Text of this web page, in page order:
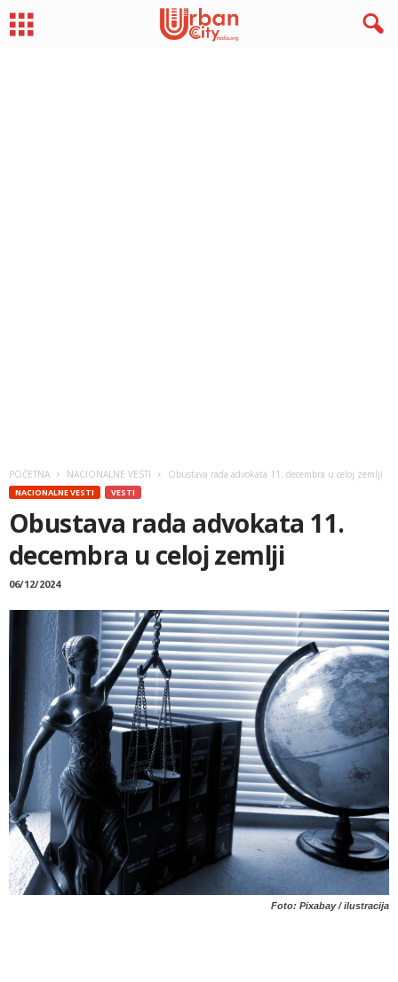
POČETNA NACIONALNE VESTI Obustava rada advokata 11. decembra u celoj zemlji
NACIONALNE VESTI VESTI
Obustava rada advokata 11.
decembra u celoj zemlji
06/12/2024
Foto: Pixabay / ilustracija